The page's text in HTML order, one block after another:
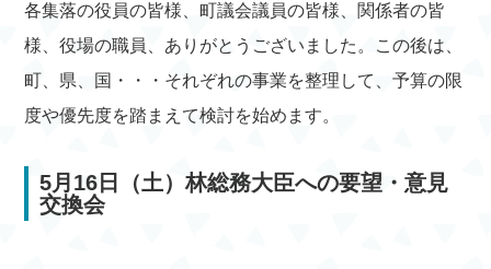
各集落の役員の皆様、町議会議員の皆様、関係者の皆
様、役場の職員、ありがとうございました。この後は、
町、県、国・・・それぞれの事業を整理して、予算の限
度や優先度を踏まえて検討を始めます。
5月16日（土）林総務大臣への要望・意見
交換会